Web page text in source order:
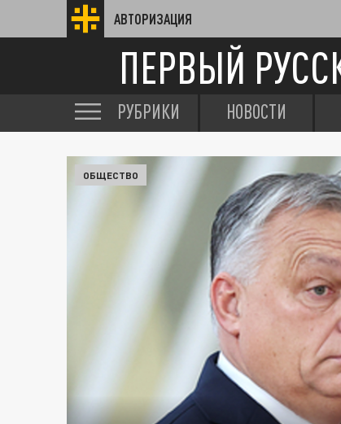
АВТОРИЗАЦИЯ
ПЕРВЫЙ
РУБРИКИ НОВОСТИ
ОБЩЕСТВО